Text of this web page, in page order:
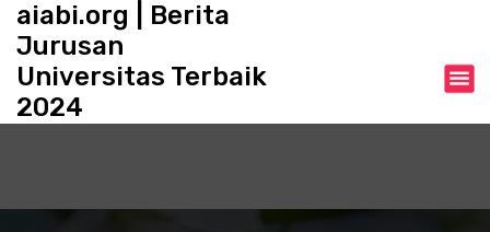
aiabi.org | Berita
Jurusan
Universitas Terbaik
2024